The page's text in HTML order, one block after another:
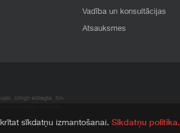
Vadība un konsultācijas
Atsauksmes
stingri aizliegta. SIA
sīkdatņu izmantošanai. Sīkdatņu politika.